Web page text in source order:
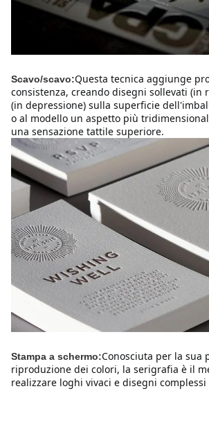
Scavo/scavo:Questa tecnica aggiunge
consistenza, creando disegni sollevati (in
(in depressione) sulla superficie
o al modello un aspetto più
una sensazione tattile superiore.
Stampa a schermo:Conosciuta per la sua
riproduzione dei colori, la serigrafia è il
realizzare loghi vivaci e disegni